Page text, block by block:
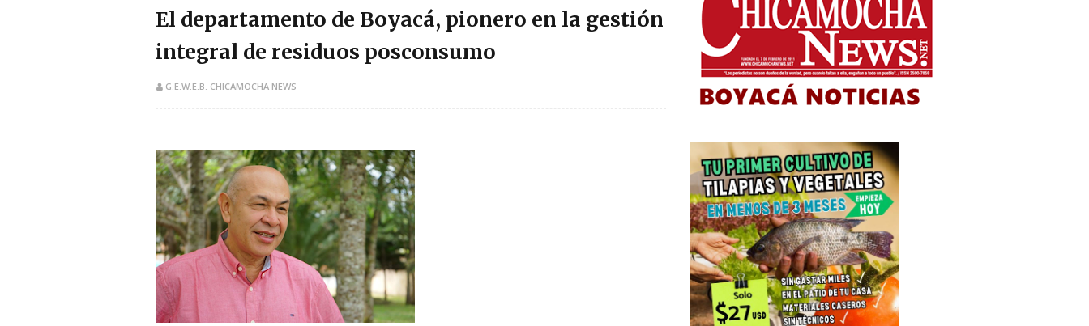
El departamento de Boyacá, pionero en la gestión
integral de residuos posconsumo
G.E.W.E.B. CHICAMOCHA NEWS